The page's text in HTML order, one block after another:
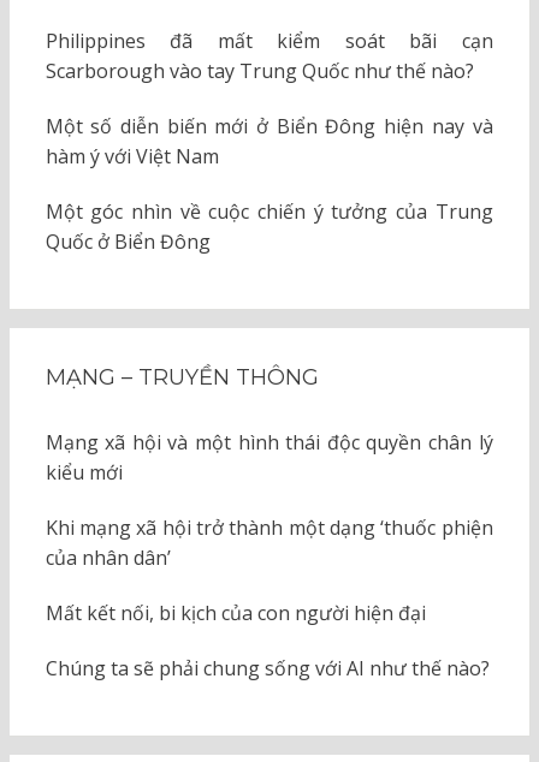
Philippines đã mất kiểm soát bãi cạn
Scarborough vào tay Trung Quốc như thế nào?
Một số diễn biến mới ở Biển Đông hiện nay và
hàm ý với Việt Nam
Một góc nhìn về cuộc chiến ý tưởng của Trung
Quốc ở Biển Đông
MẠNG – TRUYỀN THÔNG
Mạng xã hội và một hình thái độc quyền chân lý
kiểu mới
Khi mạng xã hội trở thành một dạng ‘thuốc phiện
của nhân dân’
Mất kết nối, bi kịch của con người hiện đại
Chúng ta sẽ phải chung sống với AI như thế nào?